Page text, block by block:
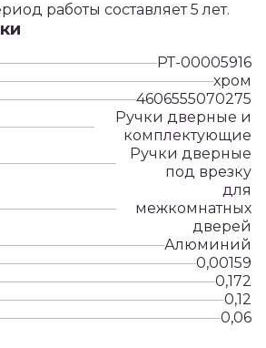
работы составляет 5 лет.
РТ-00005916
хром
4606555070275
Ручки дверные и
комплектующие
Ручки дверные
под врезку
для
межкомнатных
дверей
Алюминий
0,00159
0,172
0,12
0,06